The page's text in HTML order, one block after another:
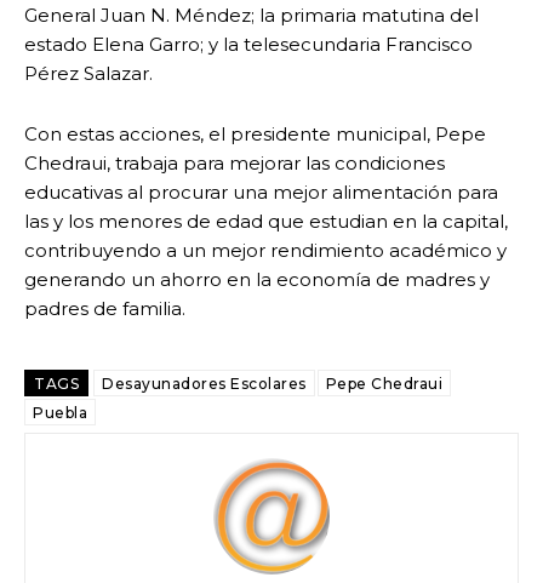
General Juan N. Méndez; la primaria matutina del
estado Elena Garro; y la telesecundaria Francisco
Pérez Salazar.
Con estas acciones, el presidente municipal, Pepe
Chedraui, trabaja para mejorar las condiciones
educativas al procurar una mejor alimentación para
las y los menores de edad que estudian en la capital,
contribuyendo a un mejor rendimiento académico y
generando un ahorro en la economía de madres y
padres de familia.
TAGS Desayunadores Escolares
Pepe Chedraui
Puebla